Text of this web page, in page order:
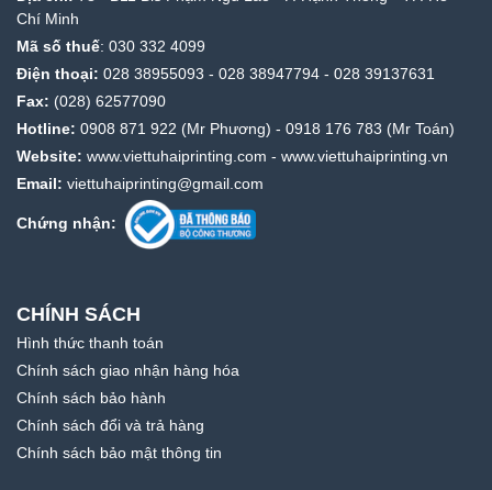
Chí Minh
Mã số thuế: 030 332 4099
Điện thoại: 028 38955093 - 028 38947794 - 028 39137631
Fax: (028) 62577090
Hotline: 0908 871 922 (Mr Phương) - 0918 176 783 (Mr Toán)
Website: www.viettuhaiprinting.com - www.viettuhaiprinting.vn
Email: viettuhaiprinting@gmail.com
Chứng nhận:
CHÍNH SÁCH
Hình thức thanh toán
Chính sách giao nhận hàng hóa
Chính sách bảo hành
Chính sách đổi và trả hàng
Chính sách bảo mật thông tin